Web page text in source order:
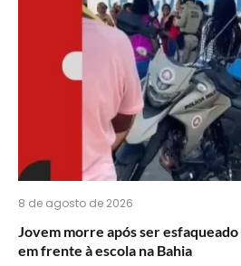
8 de agosto de 2026
Jovem morre após ser
em frente à escola na Bahia